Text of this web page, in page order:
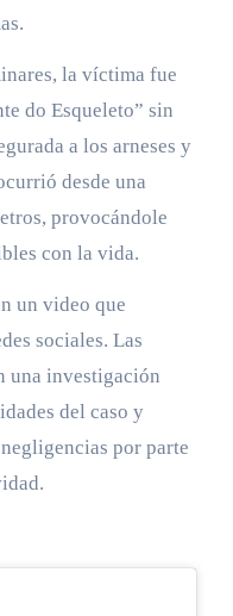
la víctima fue
do Esqueleto” sin
a los arneses y
desde una
provocándole
con la vida.
un video que
sociales. Las
una investigación
del caso y
por parte